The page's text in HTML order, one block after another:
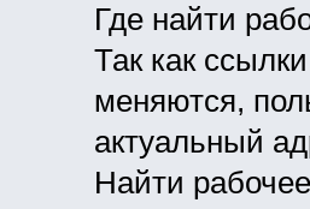
Где найти
Так как
меняются,
актуальный
Найти